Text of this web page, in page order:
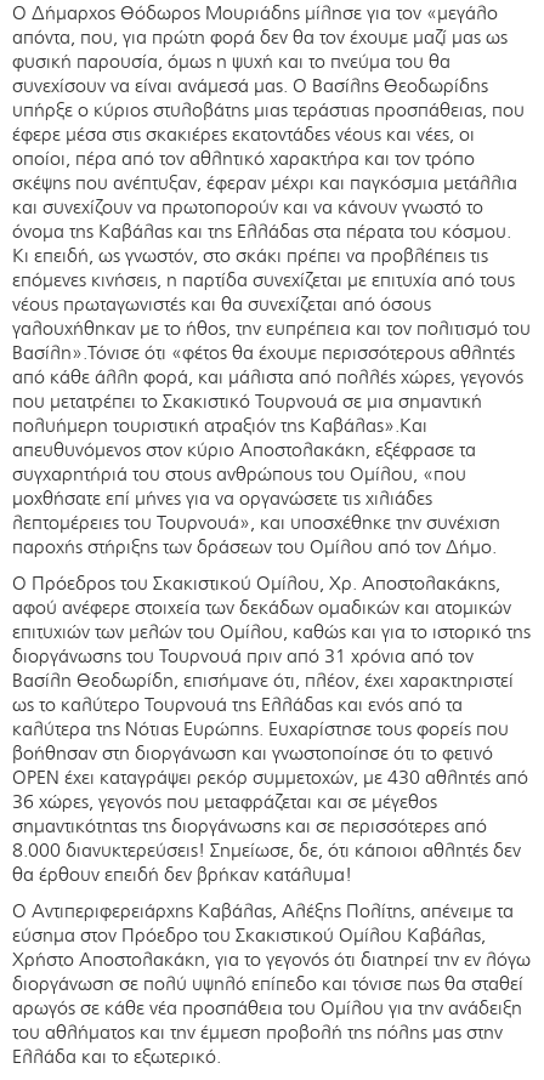
Ο Δήμαρχος Θόδωρος Μουριάδης μίλησε για τον «μεγάλο
απόντα, που, για πρώτη φορά δεν θα τον έχουμε μαζί μας ως
φυσική παρουσία, όμως η ψυχή και το πνεύμα του θα
συνεχίσουν να είναι ανάμεσά μας. Ο Βασίλης Θεοδωρίδης
υπήρξε ο κύριος στυλοβάτης μιας τεράστιας προσπάθειας, που
έφερε μέσα στις σκακιέρες εκατοντάδες νέους και νέες, οι
οποίοι, πέρα από τον αθλητικό χαρακτήρα και τον τρόπο
σκέψης που ανέπτυξαν, έφεραν μέχρι και παγκόσμια μετάλλια
και συνεχίζουν να πρωτοπορούν και να κάνουν γνωστό το
όνομα της Καβάλας και της Ελλάδας στα πέρατα του κόσμου.
Κι επειδή, ως γνωστόν, στο σκάκι πρέπει να προβλέπεις τις
επόμενες κινήσεις, η παρτίδα συνεχίζεται με επιτυχία από τους
νέους πρωταγωνιστές και θα συνεχίζεται από όσους
γαλουχήθηκαν με το ήθος, την ευπρέπεια και τον πολιτισμό του
Βασίλη».Τόνισε ότι «φέτος θα έχουμε περισσότερους αθλητές
από κάθε άλλη φορά, και μάλιστα από πολλές χώρες, γεγονός
που μετατρέπει το Σκακιστικό Τουρνουά σε μια σημαντική
πολυήμερη τουριστική ατραξιόν της Καβάλας».Και
απευθυνόμενος στον κύριο Αποστολακάκη, εξέφρασε τα
συγχαρητήριά του στους ανθρώπους του Ομίλου, «που
μοχθήσατε επί μήνες για να οργανώσετε τις χιλιάδες
λεπτομέρειες του Τουρνουά», και υποσχέθηκε την συνέχιση
παροχής στήριξης των δράσεων του Ομίλου από τον Δήμο.
Ο Πρόεδρος του Σκακιστικού Ομίλου, Χρ. Αποστολακάκης,
αφού ανέφερε στοιχεία των δεκάδων ομαδικών και ατομικών
επιτυχιών των μελών του Ομίλου, καθώς και για το ιστορικό της
διοργάνωσης του Τουρνουά πριν από 31 χρόνια από τον
Βασίλη Θεοδωρίδη, επισήμανε ότι, πλέον, έχει χαρακτηριστεί
ως το καλύτερο Τουρνουά της Ελλάδας και ενός από τα
καλύτερα της Νότιας Ευρώπης. Ευχαρίστησε τους φορείς που
βοήθησαν στη διοργάνωση και γνωστοποίησε ότι το φετινό
ΟΡΕΝ έχει καταγράψει ρεκόρ συμμετοχών, με 430 αθλητές από
36 χώρες, γεγονός που μεταφράζεται και σε μέγεθος
σημαντικότητας της διοργάνωσης και σε περισσότερες από
8.000 διανυκτερεύσεις! Σημείωσε, δε, ότι κάποιοι αθλητές δεν
θα έρθουν επειδή δεν βρήκαν κατάλυμα!
Ο Αντιπεριφερειάρχης Καβάλας, Αλέξης Πολίτης, απένειμε τα
εύσημα στον Πρόεδρο του Σκακιστικού Ομίλου Καβάλας,
Χρήστο Αποστολακάκη, για το γεγονός ότι διατηρεί την εν λόγω
διοργάνωση σε πολύ υψηλό επίπεδο και τόνισε πως θα σταθεί
αρωγός σε κάθε νέα προσπάθεια του Ομίλου για την ανάδειξη
του αθλήματος και την έμμεση προβολή της πόλης μας στην
Ελλάδα και το εξωτερικό.